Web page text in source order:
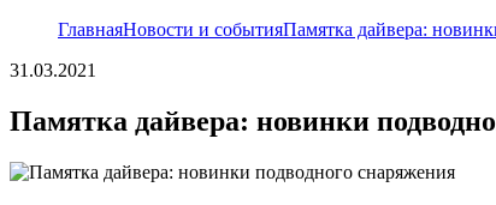
ГлавнаяНовости и событияПамятка дайвера:
31.03.2021
Памятка дайвера: новинки